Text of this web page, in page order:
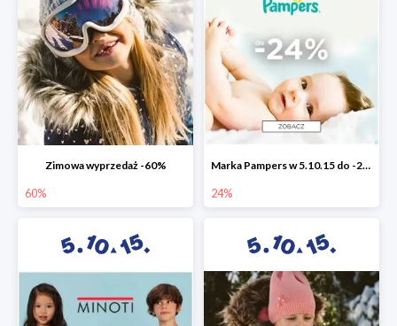
Zimowa wyprzedaż -60%
60%
Marka Pampers w 5.10.15 do -24%
24%